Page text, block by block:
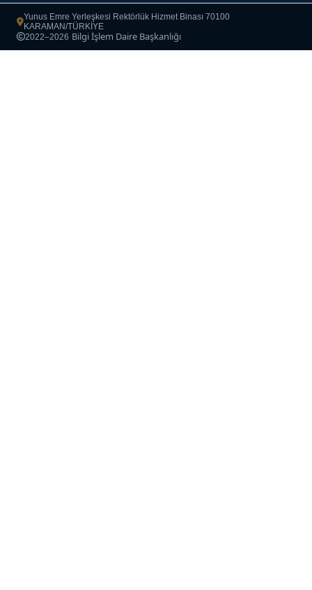
Yunus Emre Yerleşkesi Rektörlük Hizmet Binası 70100
KARAMAN/TÜRKİYE
Copyright
2022–2026·Bilgi İşlem Daire Başkanlığı